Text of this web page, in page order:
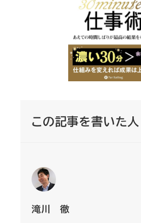
この記事を書いた人
滝川 徹